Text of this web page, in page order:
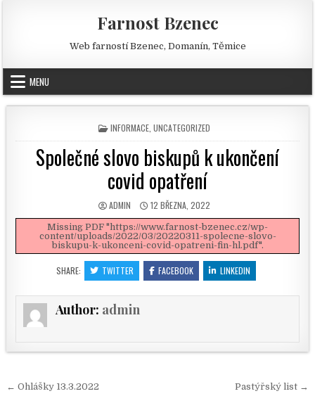
Farnost Bzenec
Web farností Bzenec, Domanín, Těmice
MENU
POSTED IN
INFORMACE, UNCATEGORIZED
Společné slovo biskupů k ukončení
covid opatření
AUTHOR:
ADMIN PUBLISHED DATE:
12 BŘEZNA, 2022
Missing PDF "https://www.farnost-bzenec.cz/wp-
content/uploads/2022/03/20220311-spolecne-slovo-
biskupu-k-ukonceni-covid-opatreni-fin-hl.pdf".
SHARE: TWITTER FACEBOOK LINKEDIN
Author: admin
Navigace pro příspěvek Pastýřský list →
← Ohlášky 13.3.2022